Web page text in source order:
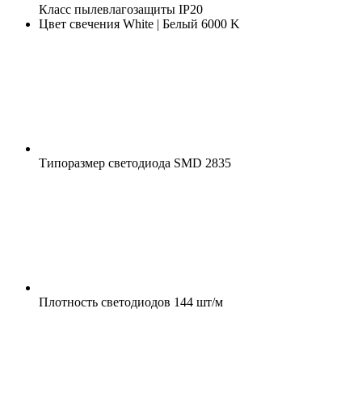
Класс пылевлагозащиты IP20
Цвет свечения White | Белый 6000 K
Типоразмер светодиода SMD 2835
Плотность светодиодов 144 шт/м